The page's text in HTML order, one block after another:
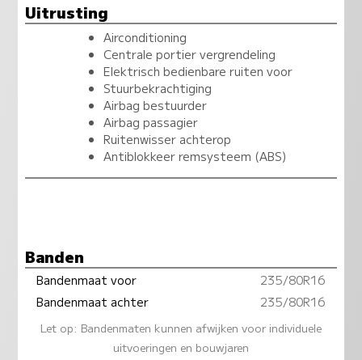
Uitrusting
Airconditioning
Centrale portier vergrendeling
Elektrisch bedienbare ruiten voor
Stuurbekrachtiging
Airbag bestuurder
Airbag passagier
Ruitenwisser achterop
Antiblokkeer remsysteem (ABS)
Banden
Bandenmaat voor
235/80R16
Bandenmaat achter
235/80R16
Let op: Bandenmaten kunnen afwijken voor individuele
uitvoeringen en bouwjaren